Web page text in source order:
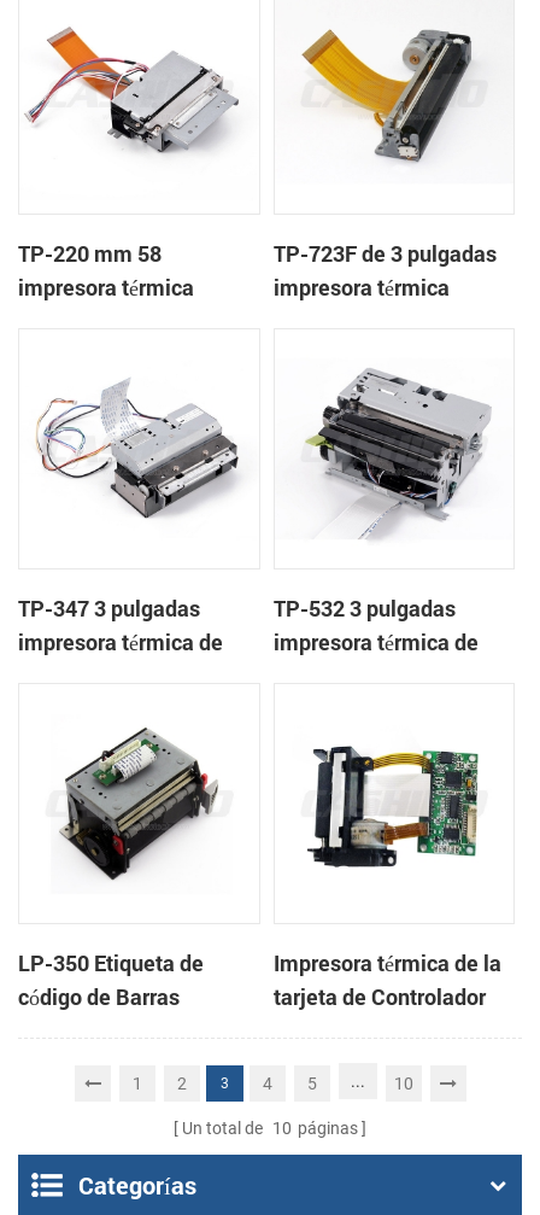
TP-220 mm 58
impresora térmica
TP-723F de 3 pulgadas
impresora térmica
TP-347 3 pulgadas
impresora térmica de
TP-532 3 pulgadas
impresora térmica de
LP-350 Etiqueta de
código de Barras
Impresora Mecanismo
Impresora térmica de la
tarjeta de Controlador
DB-100
1 2 3 4 5 ... 10
Un total de 10 páginas
Categorías